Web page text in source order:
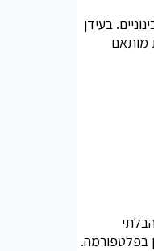
בעידן
מותאם
בפלטפורמה.